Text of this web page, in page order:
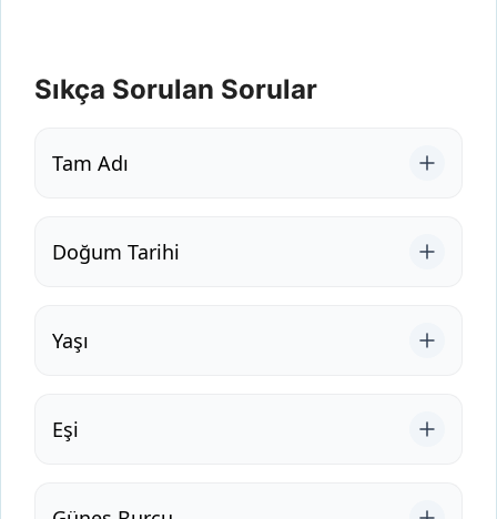
Sıkça Sorulan Sorular
Tam Adı
Doğum Tarihi
Yaşı
Eşi